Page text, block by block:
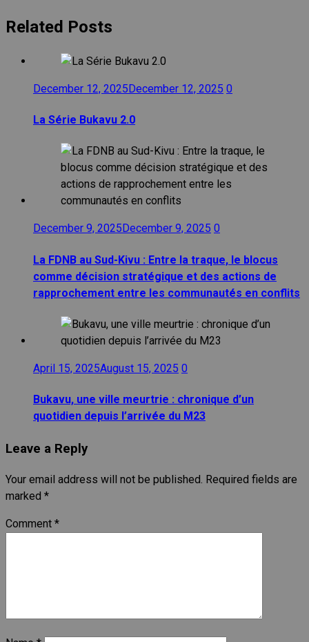
Related Posts
December 12, 2025December 12, 2025 0
La Série Bukavu 2.0
December 9, 2025 December 9, 2025 0
La FDNB au Sud-Kivu : Entre la traque, le blocus
comme décision stratégique et des actions de
rapprochement entre les communautés en conflits
April 15, 2025August 15, 2025 0
Bukavu, une ville meurtrie : chronique d’un
quotidien depuis l’arrivée du M23
Leave a Reply
Your email address will not be published. Required fields are
marked *
Comment *